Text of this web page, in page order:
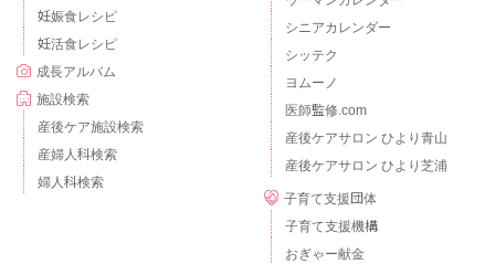
妊娠食レシピ
妊活食レシピ
成長アルバム
施設検索
産後ケア施設検索
産婦人科検索
婦人科検索
シニアカレンダー
シッテク
ヨムーノ
医師監修.com
産後ケアサロン ひより青山
産後ケアサロン ひより芝浦
子育て支援団体
子育て支援機構
おぎゃー献金